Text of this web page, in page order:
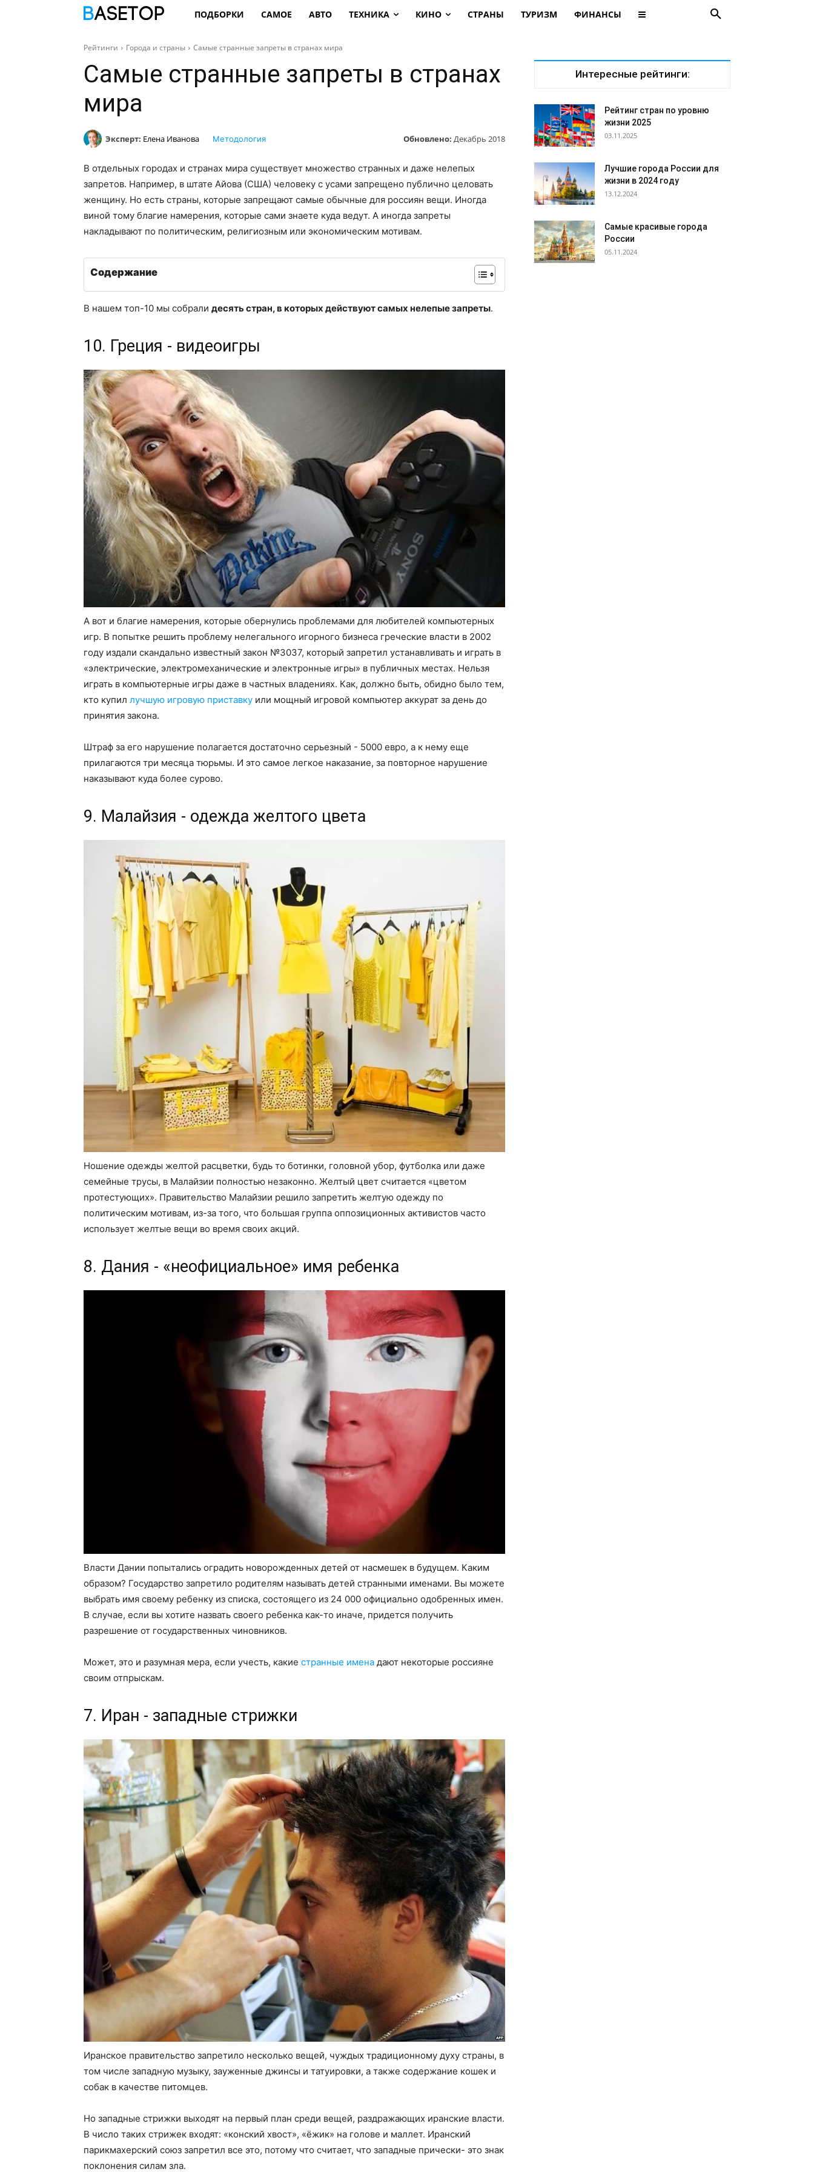
ПОДБОРКИ САМОЕ АВТО ТЕХНИКА КИНО СТРАНЫ ТУРИЗМ ФИНАНСЫ
Рейтинги Города и страны Самые странные запреты в странах мира
Самые странные запреты в странах
мира
Эксперт: Елена Иванова Обновлено: Декабрь 2018
Методология
В отдельных городах и странах мира существует множество странных и даже нелепых
запретов. Например, в штате Айова (США) человеку с усами запрещено публично целовать
женщину. Но есть страны, которые запрещают самые обычные для россиян вещи. Иногда
виной тому благие намерения, которые сами знаете куда ведут. А иногда запреты
накладывают по политическим, религиозным или экономическим мотивам.
Содержание
В нашем топ-10 мы собрали десять стран, в которых действуют самых нелепые запреты.
10. Греция - видеоигры
А вот и благие намерения, которые обернулись проблемами для любителей компьютерных
игр. В попытке решить проблему нелегального игорного бизнеса греческие власти в 2002
году издали скандально известный закон №3037, который запретил устанавливать и играть в
«электрические, электромеханические и электронные игры» в публичных местах. Нельзя
играть в компьютерные игры даже в частных владениях. Как, должно быть, обидно было тем,
кто купил лучшую игровую приставку или мощный игровой компьютер аккурат за день до
принятия закона.
Штраф за его нарушение полагается достаточно серьезный - 5000 евро, а к нему еще
прилагаются три месяца тюрьмы. И это самое легкое наказание, за повторное нарушение
наказывают куда более сурово.
9. Малайзия - одежда желтого цвета
Ношение одежды желтой расцветки, будь то ботинки, головной убор, футболка или даже
семейные трусы, в Малайзии полностью незаконно. Желтый цвет считается «цветом
протестующих». Правительство Малайзии решило запретить желтую одежду по
политическим мотивам, из-за того, что большая группа оппозиционных активистов часто
использует желтые вещи во время своих акций.
8. Дания - «неофициальное» имя ребенка
Власти Дании попытались оградить новорожденных детей от насмешек в будущем. Каким
образом? Государство запретило родителям называть детей странными именами. Вы можете
выбрать имя своему ребенку из списка, состоящего из 24 000 официально одобренных имен.
В случае, если вы хотите назвать своего ребенка как-то иначе, придется получить
разрешение от государственных чиновников.
Может, это и разумная мера, если учесть, какие странные имена дают некоторые россияне
своим отпрыскам.
7. Иран - западные стрижки
Иранское правительство запретило несколько вещей, чуждых традиционному духу страны, в
том числе западную музыку, зауженные джинсы и татуировки, а также содержание кошек и
собак в качестве питомцев.
Но западные стрижки выходят на первый план среди вещей, раздражающих иранские власти.
В число таких стрижек входят: «конский хвост», «ёжик» на голове и маллет. Иранский
парикмахерский союз запретил все это, потому что считает, что западные прически- это знак
поклонения силам зла.
Интересные рейтинги:
Рейтинг стран по уровню
жизни 2025
03.11.2025
Лучшие города России для
жизни в 2024 году
13.12.2024
Самые красивые города
России
05.11.2024